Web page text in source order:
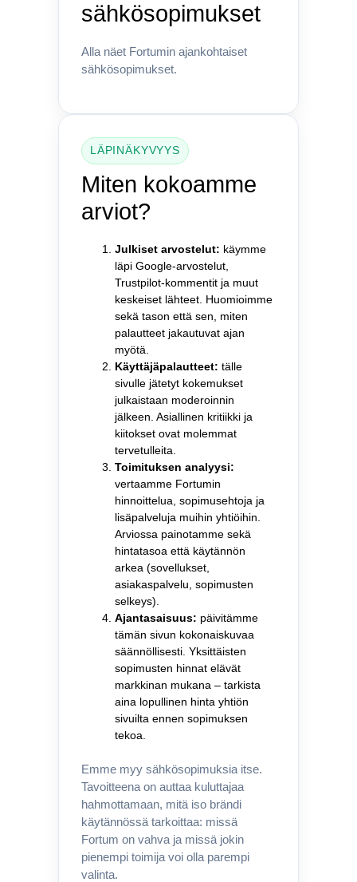
sähkösopimukset
Alla näet Fortumin ajankohtaiset
sähkösopimukset.
LÄPINÄKYVYYS
Miten kokoamme
arviot?
Julkiset arvostelut: käymme
läpi Google-arvostelut,
Trustpilot-kommentit ja muut
keskeiset lähteet. Huomioimme
sekä tason että sen, miten
palautteet jakautuvat ajan
myötä.
Käyttäjäpalautteet: tälle
sivulle jätetyt kokemukset
julkaistaan moderoinnin
jälkeen. Asiallinen kritiikki ja
kiitokset ovat molemmat
tervetulleita.
Toimituksen analyysi:
vertaamme Fortumin
hinnoittelua, sopimusehtoja ja
lisäpalveluja muihin yhtiöihin.
Arviossa painotamme sekä
hintatasoa että käytännön
arkea (sovellukset,
asiakaspalvelu, sopimusten
selkeys).
Ajantasaisuus: päivitämme
tämän sivun kokonaiskuvaa
säännöllisesti. Yksittäisten
sopimusten hinnat elävät
markkinan mukana – tarkista
aina lopullinen hinta yhtiön
sivuilta ennen sopimuksen
tekoa.
Emme myy sähkösopimuksia itse.
Tavoitteena on auttaa kuluttajaa
hahmottamaan, mitä iso brändi
käytännössä tarkoittaa: missä
Fortum on vahva ja missä jokin
pienempi toimija voi olla parempi
valinta.